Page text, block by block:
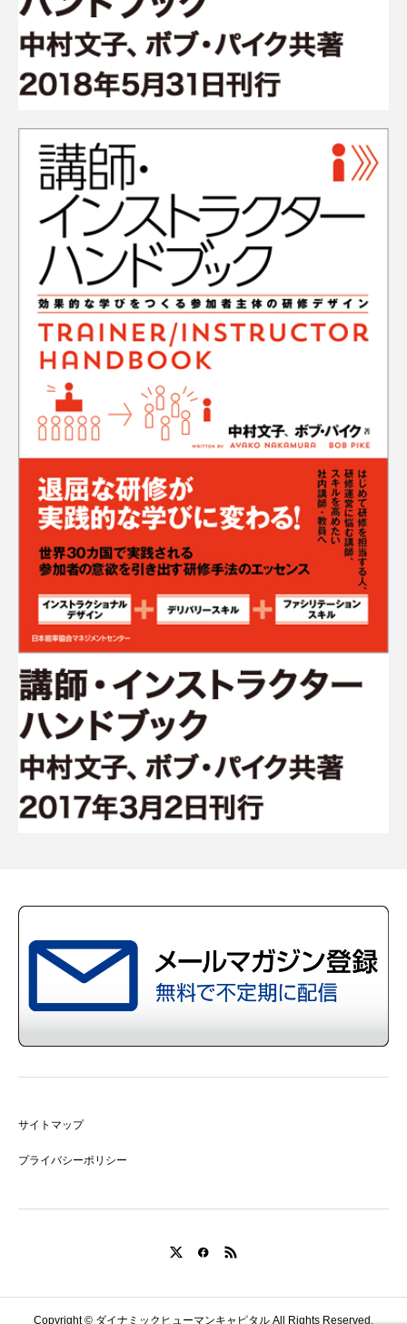
サイトマップ
プライバシーポリシー
Copyright © ダイナミックヒューマンキャピタル All Rights Reserved.